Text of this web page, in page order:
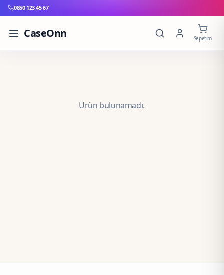
0850 123 45 67
CaseOnn Sepetim
Ürün bulunamadı.